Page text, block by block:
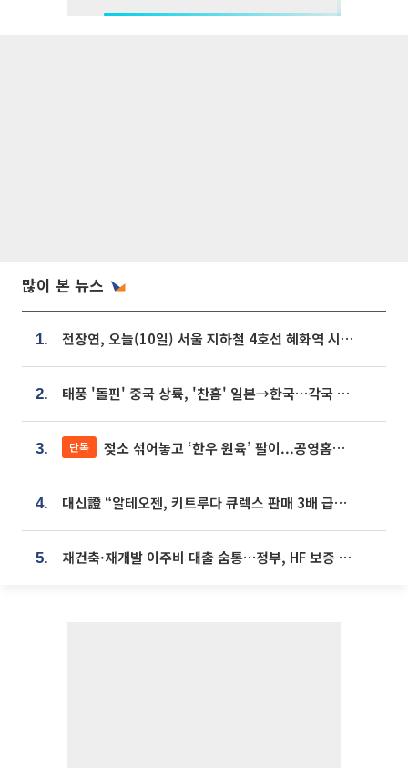
많이 본 뉴스
1. 전장연, 오늘(10일) 서울 지하철 4호선 혜화역 시위…1호선 용산역 무정차
2. 태풍 '돌핀' 중국 상륙, '찬홈' 일본→한국…각국 기상청 예상 경로는?
3. 단독 젖소 섞어놓고 ‘한우 원육’ 팔이...공영홈쇼핑 표기·검증 구멍
4. 대신證 “알테오젠, 키트루다 큐렉스 판매 3배 급증…목표가 41만원 상향”
5. 재건축·재개발 이주비 대출 숨통…정부, HF 보증 신설 추진